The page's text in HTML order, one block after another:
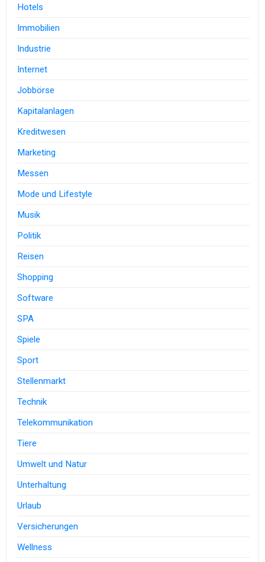
Hotels
Immobilien
Industrie
Internet
Jobbörse
Kapitalanlagen
Kreditwesen
Marketing
Messen
Mode und Lifestyle
Musik
Politik
Reisen
Shopping
Software
SPA
Spiele
Sport
Stellenmarkt
Technik
Telekommunikation
Tiere
Umwelt und Natur
Unterhaltung
Urlaub
Versicherungen
Wellness